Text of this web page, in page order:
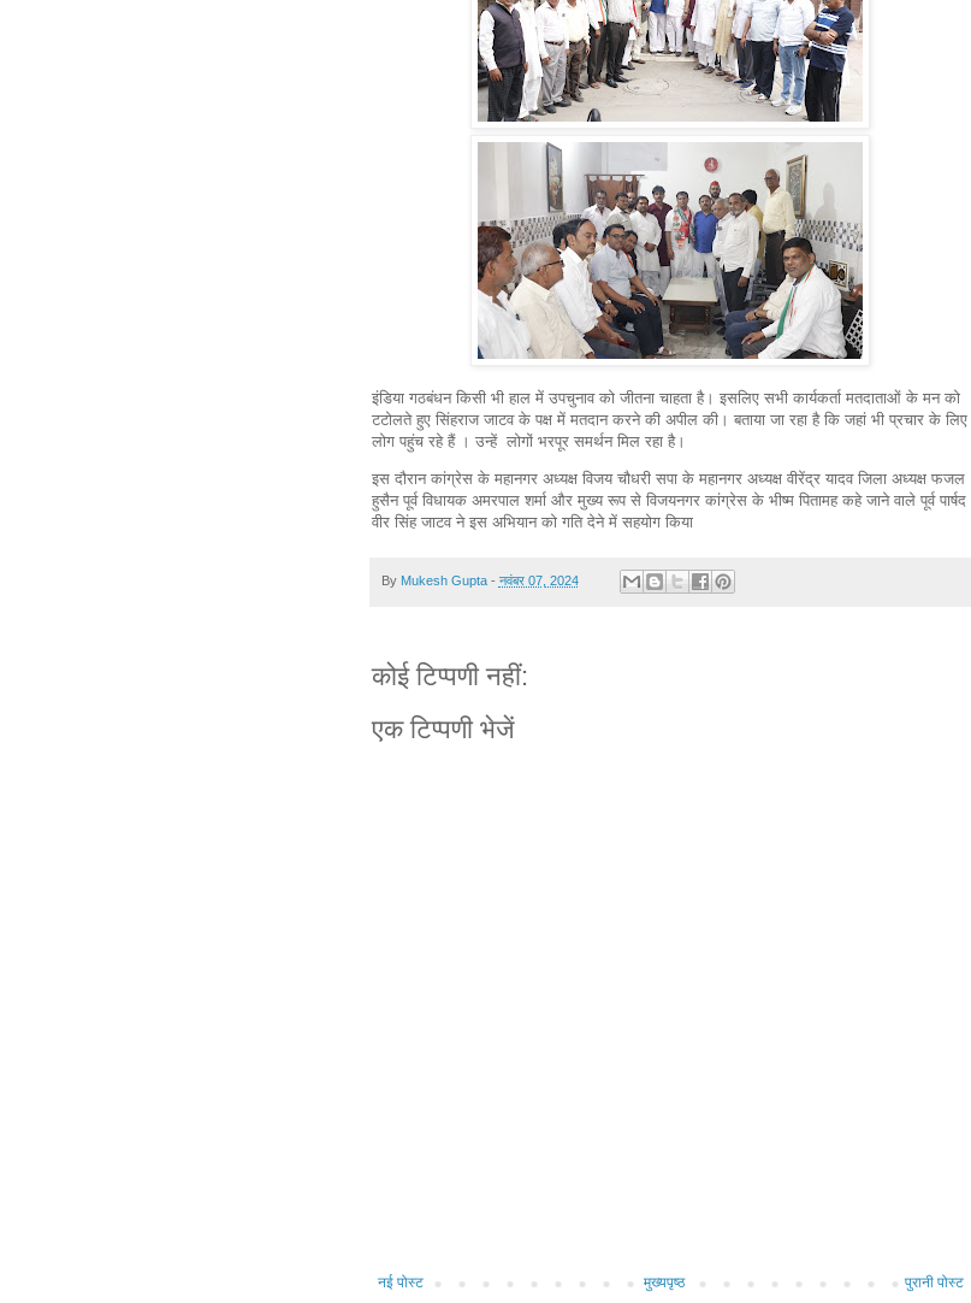
इंडिया गठबंधन किसी भी हाल में उपचुनाव को जीतना चाहता है। इसलिए सभी कार्यकर्ता मतदाताओं के मन को
टटोलते हुए सिंहराज जाटव के पक्ष में मतदान करने की अपील की। बताया जा रहा है कि जहां भी प्रचार के लिए
लोग पहुंच रहे हैं । उन्हें लोगों भरपूर समर्थन मिल रहा है।
इस दौरान कांग्रेस के महानगर अध्यक्ष विजय चौधरी सपा के महानगर अध्यक्ष वीरेंद्र यादव जिला अध्यक्ष फजल
हुसैन पूर्व विधायक अमरपाल शर्मा और मुख्य रूप से विजयनगर कांग्रेस के भीष्म पितामह कहे जाने वाले पूर्व पार्षद
वीर सिंह जाटव ने इस अभियान को गति देने में सहयोग किया
By Mukesh Gupta - नवंबर 07, 2024
कोई टिप्पणी नहीं:
एक टिप्पणी भेजें
नई पोस्ट पुरानी पोस्ट
मुख्यपृष्ठ